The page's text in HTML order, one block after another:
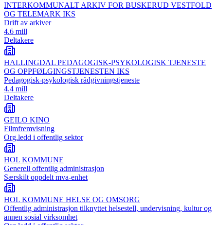
INTERKOMMUNALT ARKIV FOR BUSKERUD VESTFOLD
OG TELEMARK IKS
Drift av arkiver
4.6 mill
Deltakere
HALLINGDAL PEDAGOGISK-PSYKOLOGISK TJENESTE
OG OPPFØLGINGSTJENESTEN IKS
Pedagogisk-psykologisk rådgivningstjeneste
4.4 mill
Deltakere
GEILO KINO
Filmfremvisning
Org.ledd i offentlig sektor
HOL KOMMUNE
Generell offentlig administrasjon
Særskilt oppdelt mva-enhet
HOL KOMMUNE HELSE OG OMSORG
Offentlig administrasjon tilknyttet helsestell, undervisning, kultur og
annen sosial virksomhet